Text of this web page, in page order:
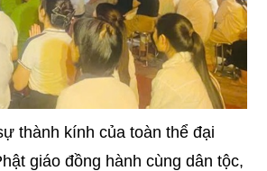
thành kính của toàn thể đại
giáo đồng hành cùng dân tộc,